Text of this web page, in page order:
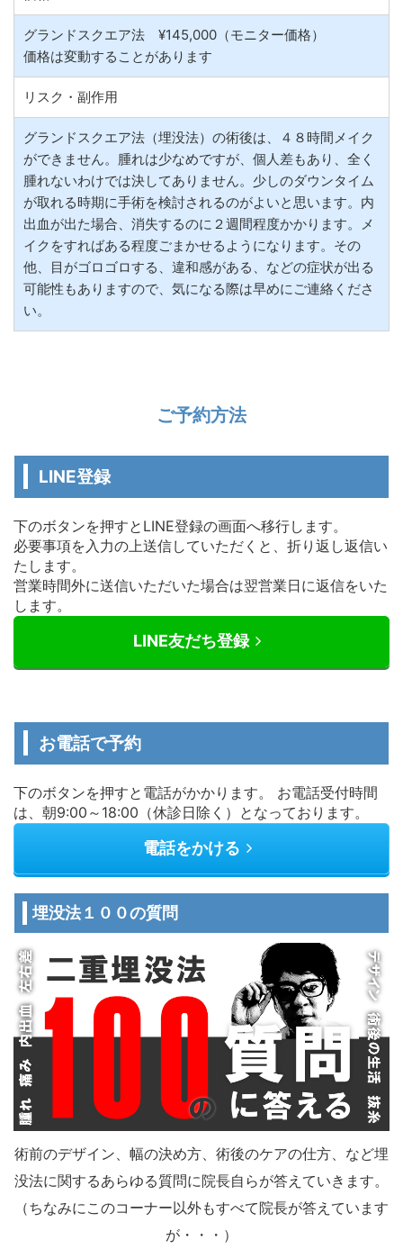
グランドスクエア法 ¥145,000（モニター価格）
価格は変動することがあります
リスク・副作用
グランドスクエア法（埋没法）の術後は、４８時間メイク
ができません。腫れは少なめですが、個人差もあり、全く
腫れないわけでは決してありません。少しのダウンタイム
が取れる時期に手術を検討されるのがよいと思います。内
出血が出た場合、消失するのに２週間程度かかります。メ
イクをすればある程度ごまかせるようになります。その
他、目がゴロゴロする、違和感がある、などの症状が出る
可能性もありますので、気になる際は早めにご連絡くださ
い。
ご予約方法
LINE登録
下のボタンを押すとLINE登録の画面へ移行します。
必要事項を入力の上送信していただくと、折り返し返信い
たします。
営業時間外に送信いただいた場合は翌営業日に返信をいた
します。
LINE友だち登録
お電話で予約
下のボタンを押すと電話がかかります。 お電話受付時間
は、朝9:00～18:00（休診日除く）となっております。
電話をかける
埋没法１００の質問
術前のデザイン、幅の決め方、術後のケアの仕方、など埋
没法に関するあらゆる質問に院長自らが答えていきます。
（ちなみにこのコーナー以外もすべて院長が答えています
が・・・）